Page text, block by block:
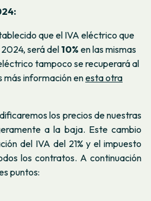
que el IVA eléctrico que
será del 10% en las mismas
tampoco se recuperará al
más información enesta otra
los precios de nuestras
a la baja. Este cambio
del IVA del 21% y el impuesto
los contratos. A continuación
puntos: